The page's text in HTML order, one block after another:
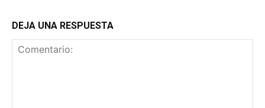
DEJA UNA RESPUESTA